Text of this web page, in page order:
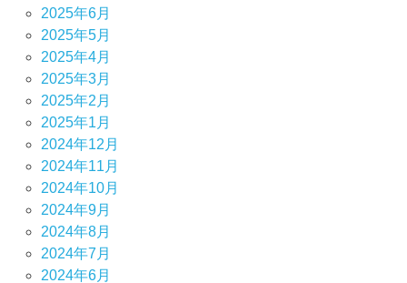
2025年6月
2025年5月
2025年4月
2025年3月
2025年2月
2025年1月
2024年12月
2024年11月
2024年10月
2024年9月
2024年8月
2024年7月
2024年6月